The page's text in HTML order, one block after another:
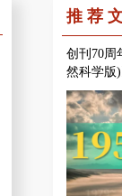
推荐
创刊70周
然科学版